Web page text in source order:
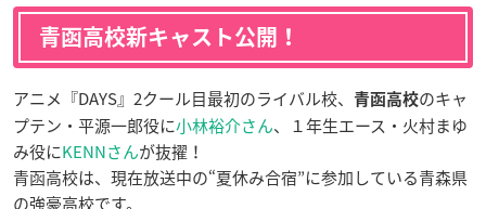
青函高校新キャスト公開！
アニメ『DAYS』2クール目最初のライバル校、 青函高校のキャ
プテン・平源一郎役に小林裕介さん、１年生エース・火村まゆ
み役にKENNさんが抜擢！
青函高校は、現在放送中の“夏休み合宿”に参加している青森県
の強豪高校です。